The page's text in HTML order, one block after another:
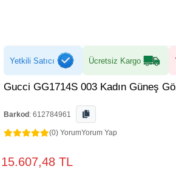
Yetkili Satıcı Ücretsiz Kargo
Gucci GG1714S 003 Kadın Güneş
Barkod : 612784961
(0) YorumYorum Yap
15.607,48 TL